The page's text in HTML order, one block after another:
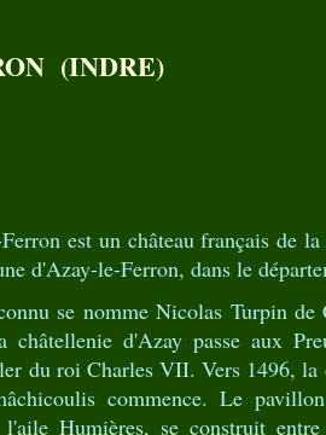
(INDRE)
est un château français de
d'Azay-le-Ferron, dans le
se nomme Nicolas Turpin
châtellenie d'Azay passe aux
du roi Charles VII. Vers 1496, la
commence. Le
Humières, se construit